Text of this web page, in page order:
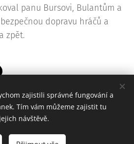
panu Bursovi, Bulantům a
dopravu hráčů a
zpět.
klub Ježci Jihlava, z.s.
zajistili správné fungování a
Tím vám můžeme zajistit tu
návštěvě.